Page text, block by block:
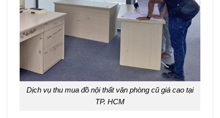
Dịch vụ thu mua đồ nội thất văn phòng cũ giá cao tại
TP. HCM